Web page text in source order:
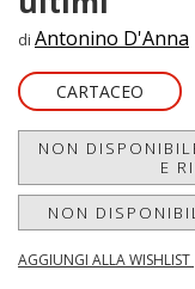
di Antonino D'Anna
CARTACEO
NON
E
NON
AGGIUNGI ALLA WISHLIST